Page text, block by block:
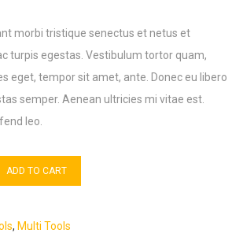
morbi tristique senectus et netus et
turpis egestas. Vestibulum tortor quam,
eget, tempor sit amet, ante. Donec eu libero
semper. Aenean ultricies mi vitae est.
leo.
ADD TO CART
, Multi Tools